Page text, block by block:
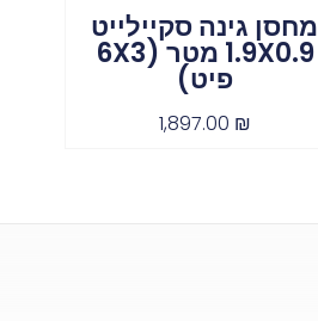
מחסן גינה סקיילייט
1.9X0.9 מטר (6X3
פיט)
1,897.00 ₪